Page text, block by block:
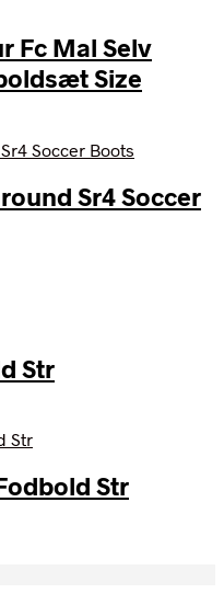
Fc Mal Selv
Size
Sr4 Soccer
Str
kr..
Str